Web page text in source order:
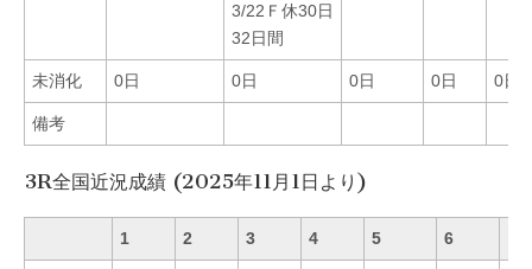
3/22Ｆ休30日
32日間
未消化 0日 0日 0日 0日 0日
備考
3R全国近況成績 (2025年11月1日より)
1 2 3 4 5 6